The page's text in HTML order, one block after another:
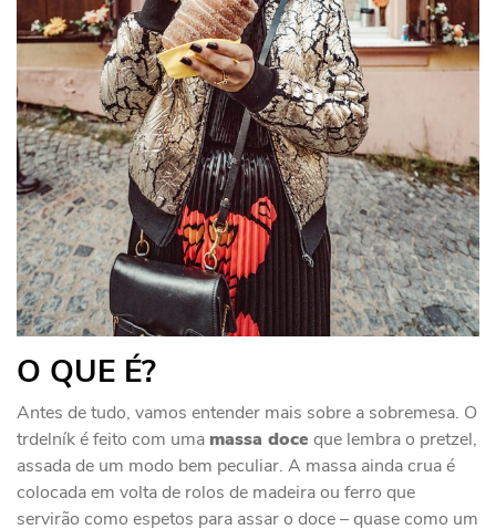
O QUE É?
Antes de tudo, vamos entender mais sobre a sobremesa. O
trdelník é feito com umamassa doce que lembra o pretzel,
assada de um modo bem peculiar. A massa ainda crua é
colocada em volta de rolos de madeira ou ferro que
servirão como espetos para assar o doce – quase como um